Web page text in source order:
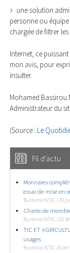
une solution
personne ou
chargée de filtrer
Internet, ce
mon avis, pour
insulter.
Mohamed Bassirou
Administrateur du
(Source : Le
Fil d'actu
Monnaies
essai de mise en
Burkina NTIC (30
Charte de
Burkina NTIC (25
TIC ET
usages
Burkina NTIC (9